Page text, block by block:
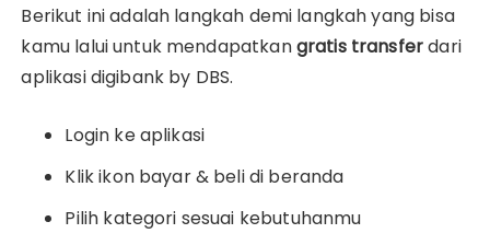
Berikut ini adalah langkah demi langkah yang bisa
kamu lalui untuk mendapatkangratis transferdari
aplikasi digibank by DBS.
Login ke aplikasi
Klik ikon bayar & beli di beranda
Pilih kategori sesuai kebutuhanmu